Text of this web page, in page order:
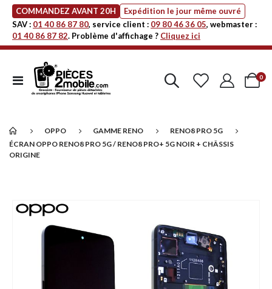
COMMANDEZ AVANT 20H
Expédition le jour même ouvré
SAV : 01 40 86 87 80, service client : 09 80 46 36 05, webmaster :
01 40 86 87 82. Problème d'affichage ? Cliquez ici
Affichage
navigation
Cart
0
OPPO GAMME RENO
RENO8 PRO 5G
ÉCRAN OPPO RENO8 PRO 5G / RENO8 PRO+ 5G NOIR + CHÂSSIS
ORIGINE
Passer